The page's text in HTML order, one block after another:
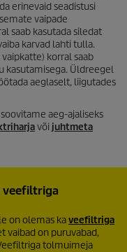
erinevaid seadistusi
vaipade
saab kasutada siledat
karvad lahti tulla.
korral saab
kasutamisega. Üldreegel
aeglaselt, liigutades
aeg-ajaliseks
või juhtmeta
veefiltriga
on olemas kaveefiltriga
vaibad on puruvabad,
tolmuimeja